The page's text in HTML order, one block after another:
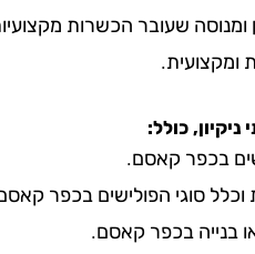
ומנוסה שעובר הכשרות
ומקצועית.
כולל:
בכפר קאסם.
וכלל סוגי הפולישים בכפר
בנייה בכפר קאסם.